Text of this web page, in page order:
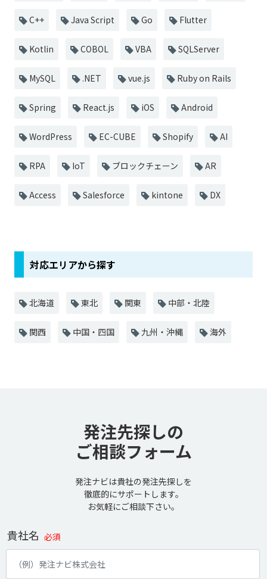
C++ Java Script Go Flutter
Kotlin COBOL VBA SQLServer
MySQL .NET vue.js Ruby on Rails
Spring React.js iOS Android
WordPress EC-CUBE Shopify AI
RPA IoT ブロックチェーン AR
Access Salesforce kintone DX
対応エリアから探す
北海道 東北 関東 中部・北陸
関西 中国・四国 九州・沖縄 海外
発注先探しの
ご相談フォーム
発注ナビは貴社の発注先探しを
徹底的にサポートします。
お気軽にご相談下さい。
貴社名 必須